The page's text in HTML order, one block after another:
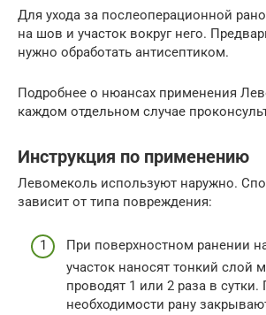
Для ухода за послеоперационной
на шов и участок вокруг него.
нужно обработать антисептиком.
Подробнее о нюансах применения
каждом отдельном случае
Инструкция по применению
Левомеколь используют наружно.
зависит от типа повреждения:
При поверхностном ранении
участок наносят тонкий слой
проводят 1 или 2 раза в сутки.
необходимости рану